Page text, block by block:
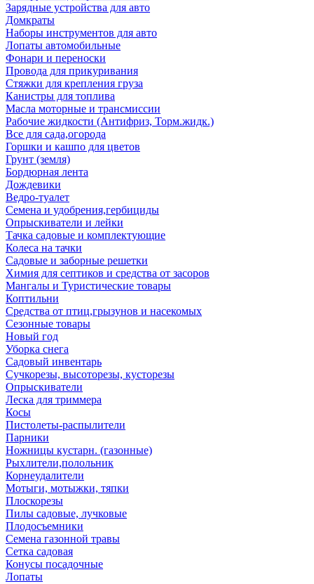
Зарядные устройства для авто
Домкраты
Наборы инструментов для авто
Лопаты автомобильные
Фонари и переноски
Провода для прикуривания
Стяжки для крепления груза
Канистры для топлива
Масла моторные и трансмиссии
Рабочие жидкости (Антифриз, Торм.жидк.)
Все для сада,огорода
Горшки и кашпо для цветов
Грунт (земля)
Бордюрная лента
Дождевики
Ведро-туалет
Семена и удобрения,гербициды
Опрыскиватели и лейки
Тачка садовые и комплектующие
Колеса на тачки
Садовые и заборные решетки
Химия для септиков и средства от засоров
Мангалы и Туристические товары
Коптильни
Средства от птиц,грызунов и насекомых
Сезонные товары
Новый год
Уборка снега
Садовый инвентарь
Сучкорезы, высоторезы, кусторезы
Опрыскиватели
Леска для триммера
Косы
Пистолеты-распылители
Парники
Ножницы кустарн. (газонные)
Рыхлители,полольник
Корнеудалители
Мотыги, мотыжки, тяпки
Плоскорезы
Пилы садовые, лучковые
Плодосъемники
Семена газонной травы
Сетка садовая
Конусы посадочные
Лопаты